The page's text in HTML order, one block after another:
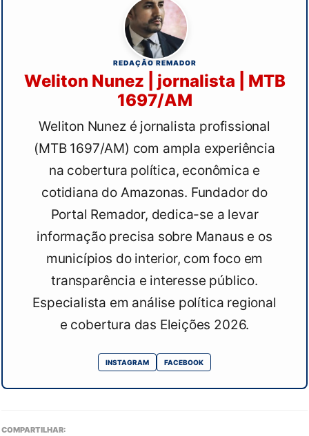
REDAÇÃO REMADOR
Weliton Nunez | jornalista | MTB
1697/AM
Weliton Nunez é jornalista profissional
(MTB 1697/AM) com ampla experiência
na cobertura política, econômica e
cotidiana do Amazonas. Fundador do
Portal Remador, dedica-se a levar
informação precisa sobre Manaus e os
municípios do interior, com foco em
transparência e interesse público.
Especialista em análise política regional
e cobertura das Eleições 2026.
INSTAGRAM FACEBOOK
COMPARTILHAR: